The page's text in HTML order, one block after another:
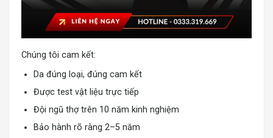
Chúng tôi cam kết:
Da đúng loại, đúng cam kết
Được test vật liệu trực tiếp
Đội ngũ thợ trên 10 năm kinh nghiệm
Bảo hành rõ ràng 2–5 năm